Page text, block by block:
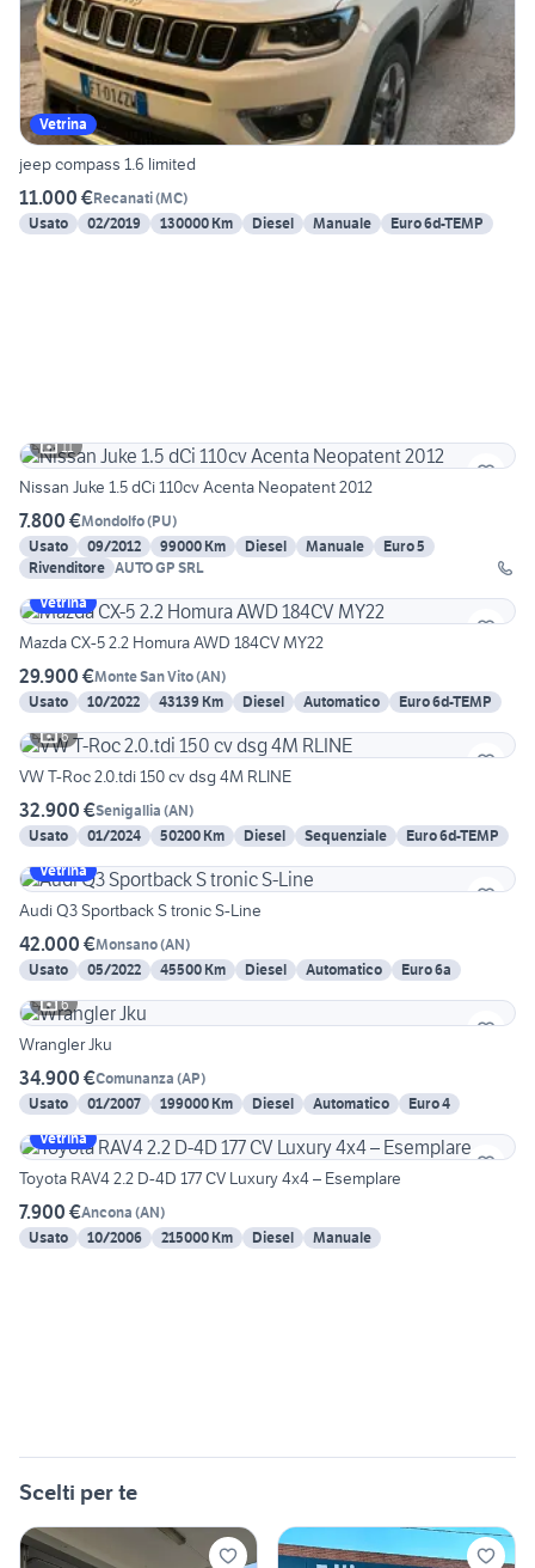
Vetrina
jeep compass 1.6 limited
11.000 €Recanati(MC)
Usato
02/2019 130000 Km Diesel Manuale Euro 6d-TEMP
11
Nissan Juke 1.5 dCi 110cv Acenta Neopatent 2012
7.800 €Mondolfo(PU)
Usato
09/2012 99000 Km Diesel Manuale
Euro 5
Rivenditore AUTO GP SRL
Vetrina
Mazda CX-5 2.2 Homura AWD 184CV MY22
29.900 €Monte San Vito(AN)
Usato
10/2022 43139 Km Diesel Automatico
Euro 6d-TEMP
6
VW T-Roc 2.0.tdi 150 cv dsg 4M RLINE
32.900 €Senigallia (AN)
Usato
01/2024 50200 Km Diesel Sequenziale
Euro 6d-TEMP
Vetrina
Audi Q3 Sportback S tronic S-Line
42.000 €Monsano(AN)
Usato
05/2022 45500 Km Diesel Automatico
Euro 6a
6
Wrangler Jku
34.900 €Comunanza (AP)
Usato
01/2007 199000 Km Diesel Automatico
Euro 4
Vetrina
Toyota RAV4 2.2 D-4D 177 CV Luxury 4x4 – Esemplare
7.900 €Ancona (AN)
Usato
10/2006 215000 Km Diesel Manuale
Scelti per te